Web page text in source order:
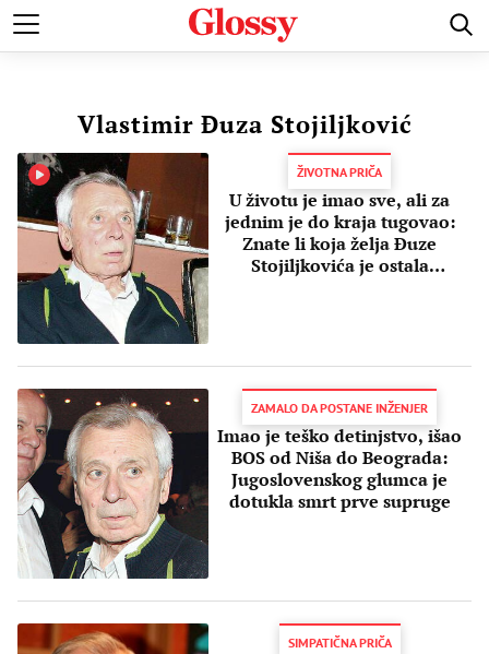
POZNATI MODA I LEPOTA ZDRAVI I SREĆNI LJUBAV
Vlastimir Đuza Stojiljković
ŽIVOTNA PRIČA
U životu je imao sve, ali za
jednim je do kraja tugovao:
Znate li koja želja Đuze
Stojiljkovića je ostala
ZAMALO DA POSTANE INŽENJER
Imao je teško detinjstvo, išao
BOS od Niša do Beograda:
Jugoslovenskog glumca je
dotukla smrt prve supruge
SIMPATIČNA PRIČA